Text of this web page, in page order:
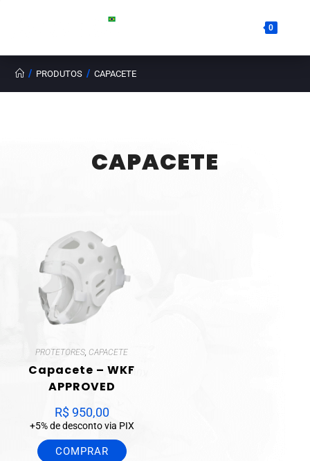
0
CAPACETE
/ PRODUTOS / CAPACETE
PROTETORES, CAPACETE
Capacete – WKF
APPROVED
R$950,00
+5% de desconto via PIX
COMPRAR